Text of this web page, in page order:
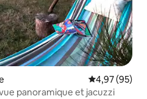
Note
4,97 (95)
panoramique et jacuzzi